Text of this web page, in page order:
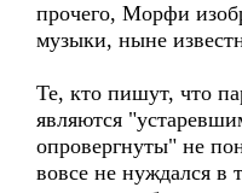
прочего, Морфи
музыки, ныне
Те, кто пишут, что
являются
опровергнуты" не
вовсе не нуждался в